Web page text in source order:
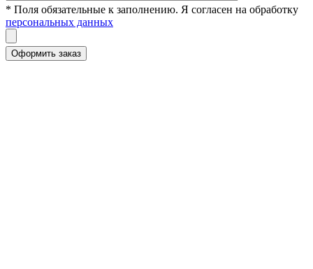
* Поля обязательные к заполнению. Я согласен на обработку
персональных данных